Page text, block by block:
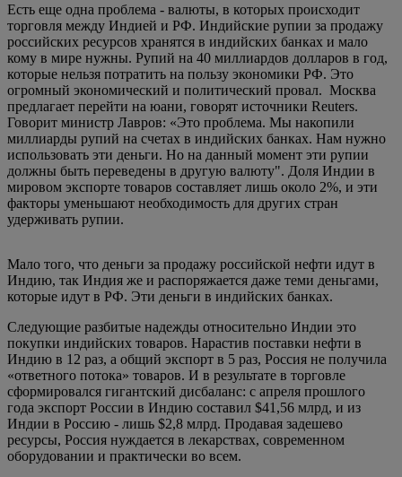
Есть еще одна проблема - валюты, в которых происходит
торговля между Индией и РФ. Индийские рупии за продажу
российских ресурсов хранятся в индийских банках и мало
кому в мире нужны. Рупий на 40 миллиардов долларов в год,
которые нельзя потратить на пользу экономики РФ. Это
огромный экономический и политический провал. Москва
предлагает перейти на юани, говорят источники Reuters.
Говорит министр Лавров: «Это проблема. Мы накопили
миллиарды рупий на счетах в индийских банках. Нам нужно
использовать эти деньги. Но на данный момент эти рупии
должны быть переведены в другую валюту". Доля Индии в
мировом экспорте товаров составляет лишь около 2%, и эти
факторы уменьшают необходимость для других стран
удерживать рупии.
Мало того, что деньги за продажу российской нефти идут в
Индию, так Индия же и распоряжается даже теми деньгами,
которые идут в РФ. Эти деньги в индийских банках.
Следующие разбитые надежды относительно Индии это
покупки индийских товаров. Нарастив поставки нефти в
Индию в 12 раз, а общий экспорт в 5 раз, Россия не получила
«ответного потока» товаров. И в результате в торговле
сформировался гигантский дисбаланс: с апреля прошлого
года экспорт России в Индию составил $41,56 млрд, и из
Индии в Россию - лишь $2,8 млрд. Продавая задешево
ресурсы, Россия нуждается в лекарствах, современном
оборудовании и практически во всем.